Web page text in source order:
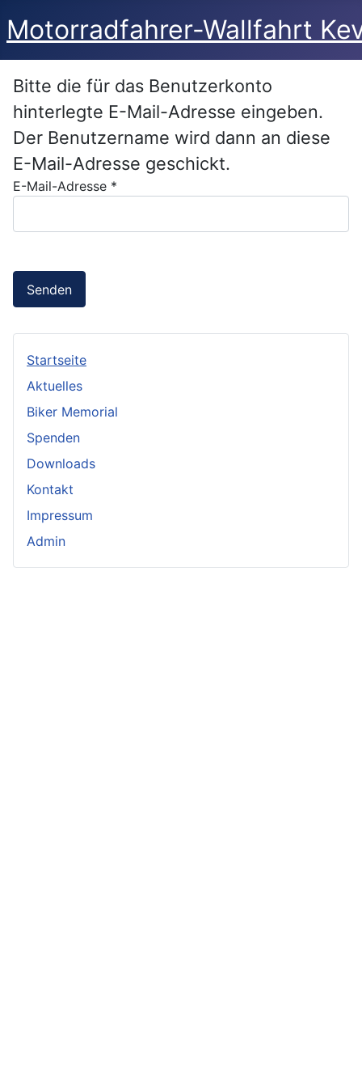
Motorradfahrer-Wallfahrt
Bitte die für das Benutzerkonto
hinterlegte E-Mail-Adresse eingeben.
Der Benutzername wird dann an diese
E-Mail-Adresse geschickt.
E-Mail-Adresse *
Senden
Startseite
Aktuelles
Biker Memorial
Spenden
Downloads
Kontakt
Impressum
Admin